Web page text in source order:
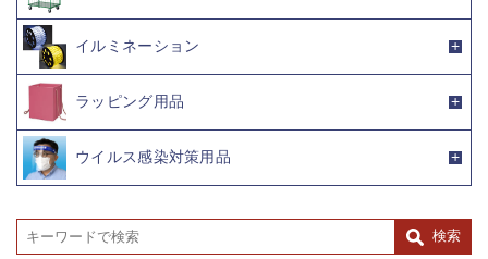
イルミネーション
ラッピング用品
ウイルス感染対策用品